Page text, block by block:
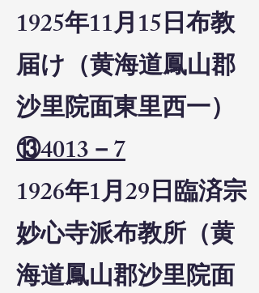
1925年11月15日布教
届け（黄海道鳳山郡
沙里院面東里西一）
⑬4013－7
1926年1月29日臨済宗
妙心寺派布教所（黄
海道鳳山郡沙里院面